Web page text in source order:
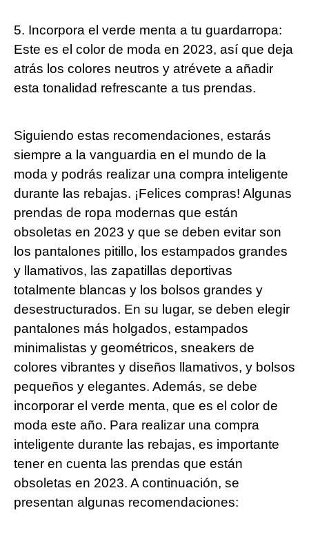
5. Incorpora el verde menta a tu guardarropa:
Este es el color de moda en 2023, así que deja
atrás los colores neutros y atrévete a añadir
esta tonalidad refrescante a tus prendas.
Siguiendo estas recomendaciones, estarás
siempre a la vanguardia en el mundo de la
moda y podrás realizar una compra inteligente
durante las rebajas. ¡Felices compras! Algunas
prendas de ropa modernas que están
obsoletas en 2023 y que se deben evitar son
los pantalones pitillo, los estampados grandes
y llamativos, las zapatillas deportivas
totalmente blancas y los bolsos grandes y
desestructurados. En su lugar, se deben elegir
pantalones más holgados, estampados
minimalistas y geométricos, sneakers de
colores vibrantes y diseños llamativos, y bolsos
pequeños y elegantes. Además, se debe
incorporar el verde menta, que es el color de
moda este año. Para realizar una compra
inteligente durante las rebajas, es importante
tener en cuenta las prendas que están
obsoletas en 2023. A continuación, se
presentan algunas recomendaciones: